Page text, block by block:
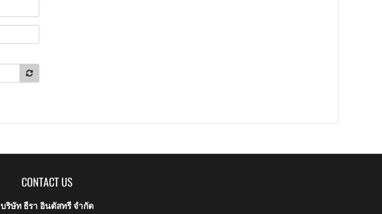
CONTACT US
บริษัท ธีรา อินดัสทรี จำกัด